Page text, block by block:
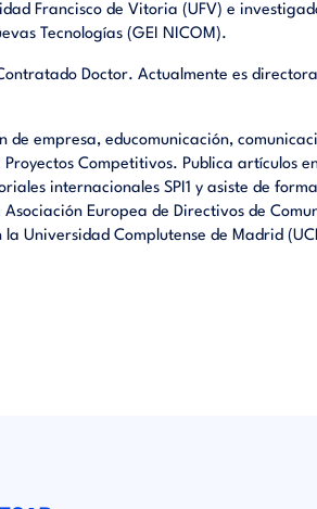
Francisco de Vitoria (UFV) e
Tecnologías (GEI NICOM).
Doctor. Actualmente es
de empresa, educomunicación,
Competitivos. Publica artículos
internacionales SPI1 y asiste de
Europea de Directivos de
Universidad Complutense de Madrid